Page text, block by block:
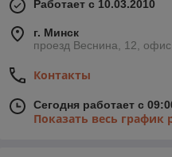
Работает с 10.03.2010
г. Минск
проезд Веснина, 12,
Контакты
Сегодня работает с
Показать весь график